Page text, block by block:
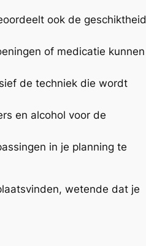
ook de geschiktheid
of medicatie kunnen
de techniek die wordt
en alcohol voor de
in je planning te
wetende dat je